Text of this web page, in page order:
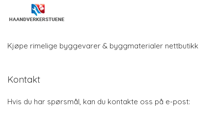
Kjøpe rimelige byggevarer & byggmaterialer nettbutikk
Kontakt
Hvis du har spørsmål, kan du kontakte oss på e-post: